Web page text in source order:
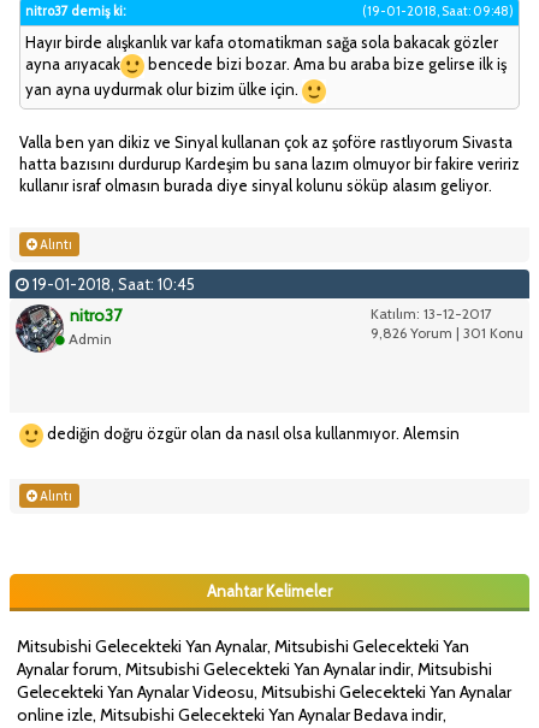
(19-01-2018, Saat: 09:48)
nitro37 demiş ki:
Hayır birde alışkanlık var kafa otomatikman sağa sola bakacak gözler
ayna arıyacak
bencede bizi bozar. Ama bu araba bize gelirse ilk iş
yan ayna uydurmak olur bizim ülke için.
Valla ben yan dikiz ve Sinyal kullanan çok az şoföre rastlıyorum Sivasta
hatta bazısını durdurup Kardeşim bu sana lazım olmuyor bir fakire veririz
kullanır israf olmasın burada diye sinyal kolunu söküp alasım geliyor.
Alıntı
19-01-2018, Saat: 10:45
Katılım: 13-12-2017
9,826 Yorum | 301 Konu
nitro37
Admin
dediğin doğru özgür olan da nasıl olsa kullanmıyor. Alemsin
Alıntı
Anahtar Kelimeler
Mitsubishi Gelecekteki Yan Aynalar, Mitsubishi Gelecekteki Yan
Aynalar forum, Mitsubishi Gelecekteki Yan Aynalar indir, Mitsubishi
Gelecekteki Yan Aynalar Videosu, Mitsubishi Gelecekteki Yan Aynalar
online izle, Mitsubishi Gelecekteki Yan Aynalar Bedava indir,